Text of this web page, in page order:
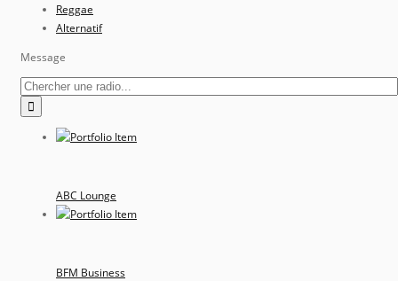
Reggae
Alternatif
Message
ABC Lounge
BFM Business